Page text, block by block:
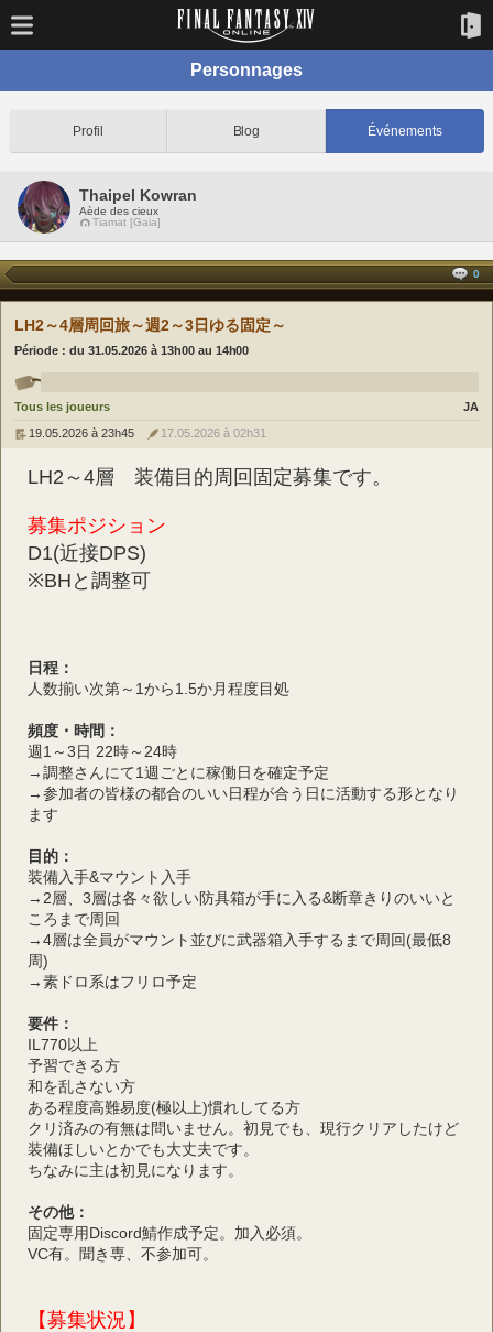
Personnages
Profil Blog Événements
Thaipel Kowran
Aède des cieux
Tiamat [Gaia]
0
LH2～4層周回旅～週2～3日ゆる固定～
Période : du 31.05.2026 à 13h00au 14h00
Tous les joueurs
JA
19.05.2026 à 23h45
17.05.2026 à 02h31
LH2～4層　装備目的周回固定募集です。
募集ポジション
D1(近接DPS)
※BHと調整可
日程：
人数揃い次第～1から1.5か月程度目処
頻度・時間：
週1～3日 22時～24時
→調整さんにて1週ごとに稼働日を確定予定
→参加者の皆様の都合のいい日程が合う日に活動する形となり
ます
目的：
装備入手&マウント入手
→2層、3層は各々欲しい防具箱が手に入る&断章きりのいいと
ころまで周回
→4層は全員がマウント並びに武器箱入手するまで周回(最低8
周)
→素ドロ系はフリロ予定
要件：
IL770以上
予習できる方
和を乱さない方
ある程度高難易度(極以上)慣れしてる方
クリ済みの有無は問いません。初見でも、現行クリアしたけど
装備ほしいとかでも大丈夫です。
ちなみに主は初見になります。
その他：
固定専用Discord鯖作成予定。加入必須。
VC有。聞き専、不参加可。
【募集状況】